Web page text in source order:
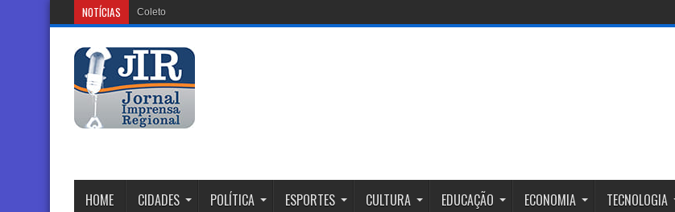
NOTÍCIAS Coletor tronco que está sendo instalado
HOME CIDADES POLÍTICA ESPORTES CULTURA EDUCAÇÃO ECONOMIA TECNOLOGIA